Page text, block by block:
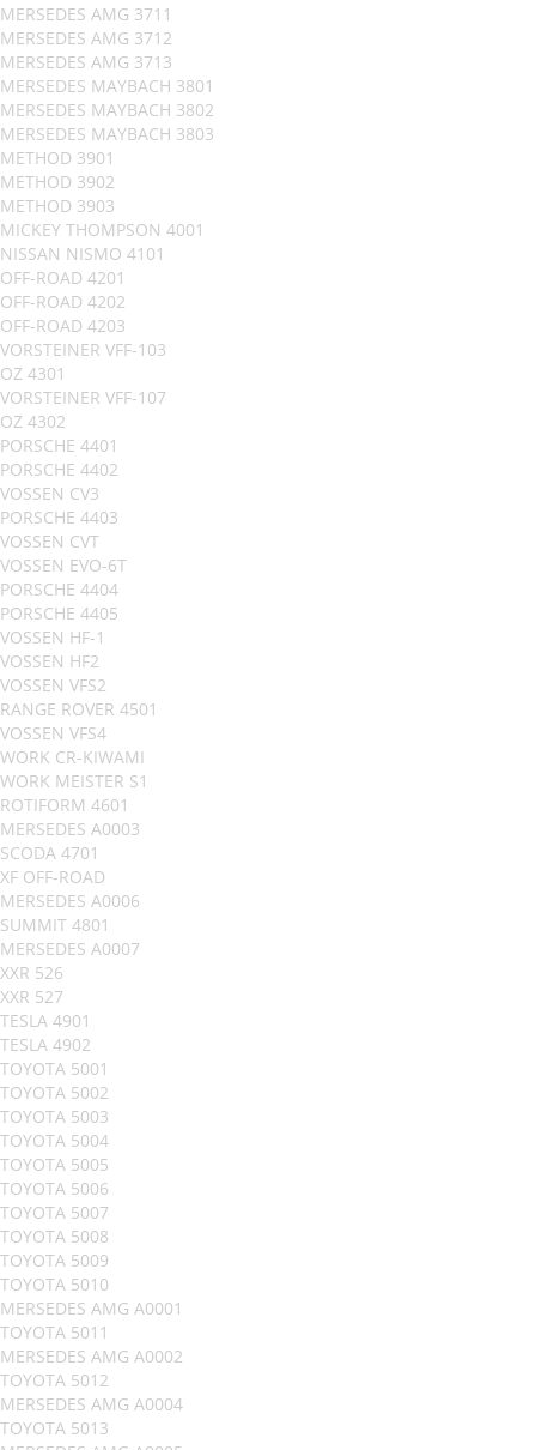
MERSEDES AMG 3711
MERSEDES AMG 3712
MERSEDES AMG 3713
MERSEDES MAYBACH 3801
MERSEDES MAYBACH 3802
MERSEDES MAYBACH 3803
METHOD 3901
METHOD 3902
METHOD 3903
MICKEY THOMPSON 4001
NISSAN NISMO 4101
OFF-ROAD 4201
OFF-ROAD 4202
OFF-ROAD 4203
VORSTEINER VFF-103
OZ 4301
VORSTEINER VFF-107
OZ 4302
PORSCHE 4401
PORSCHE 4402
VOSSEN CV3
PORSCHE 4403
VOSSEN CVT
VOSSEN EVO-6T
PORSCHE 4404
PORSCHE 4405
VOSSEN HF-1
VOSSEN HF2
VOSSEN VFS2
RANGE ROVER 4501
VOSSEN VFS4
WORK CR-KIWAMI
WORK MEISTER S1
ROTIFORM 4601
MERSEDES A0003
SCODA 4701
XF OFF-ROAD
MERSEDES A0006
SUMMIT 4801
MERSEDES A0007
XXR 526
XXR 527
TESLA 4901
TESLA 4902
TOYOTA 5001
TOYOTA 5002
TOYOTA 5003
TOYOTA 5004
TOYOTA 5005
TOYOTA 5006
TOYOTA 5007
TOYOTA 5008
TOYOTA 5009
TOYOTA 5010
MERSEDES AMG A0001
TOYOTA 5011
MERSEDES AMG A0002
TOYOTA 5012
MERSEDES AMG A0004
TOYOTA 5013